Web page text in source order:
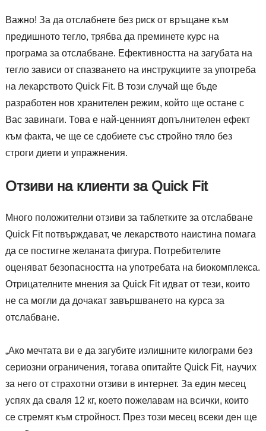
Важно! За да отслабнете без риск от връщане към
предишното тегло, трябва да преминете курс на
програма за отслабване. Ефективността на загубата на
тегло зависи от спазването на инструкциите за употреба
на лекарството Quick Fit. В този случай ще бъде
разработен нов хранителен режим, който ще остане с
Вас завинаги. Това е най-ценният допълнителен ефект
към факта, че ще се сдобиете със стройно тяло без
строги диети и упражнения.
Отзиви на клиенти за Quick Fit
Много положителни отзиви за таблетките за отслабване
Quick Fit потвърждават, че лекарството наистина помага
да се постигне желаната фигура. Потребителите
оценяват безопасността на употребата на биокомплекса.
Отрицателните мнения за Quick Fit идват от тези, които
не са могли да дочакат завършването на курса за
отслабване.
„Ако мечтата ви е да загубите излишните килограми без
сериозни ограничения, тогава опитайте Quick Fit, научих
за него от страхотни отзиви в интернет. За един месец
успях да сваля 12 кг, което пожелавам на всички, които
се стремят към стройност. През този месец всеки ден ще